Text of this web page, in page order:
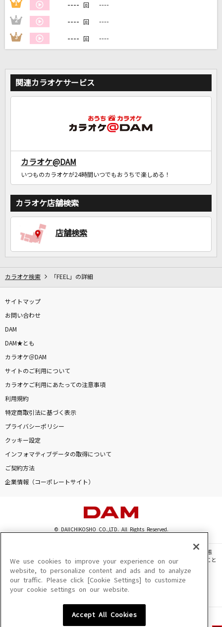
1 ---- 回 ----
2 ---- 回 ----
3 ---- 回 ----
関連カラオケサービス
カラオケ@DAM
いつものカラオケが24時間いつでもおうちで楽しめる！
カラオケ店舗検索
店舗検索
カラオケ検索 「FEEL」の詳細
サイトマップ
お問い合わせ
DAM
DAM★とも
カラオケ＠DAM
サイトのご利用について
カラオケご利用にあたっての注意事項
利用規約
特定商取引法に基づく表示
プライバシーポリシー
クッキー設定
インフォマティブデータの取得について
ご契約方法
企業情報（コーポレートサイト）
© DAIICHIKOSHO CO.,LTD. All Rights Reserved.
このサイトに掲載されている一切の文章・画像・写真・動画・音声等を、手段や形態
を問わず、著作権法の定める範囲を超えて無断で複製、転載、ファイル化などすること
を禁じます。
楽曲及びコンテンツは、機種によりご利用いただけない場合があります。
楽曲及びコンテンツの配信日、配信内容が変更になる場合があります。
We use cookies to improve your experience on our
website, to personalize content and ads and to analyze
our traffic. Please click [Cookie Settings] to customize
your cookie settings on our website.
Accept All Cookies